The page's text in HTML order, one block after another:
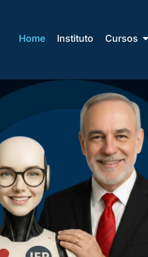
Home Instituto Cursos